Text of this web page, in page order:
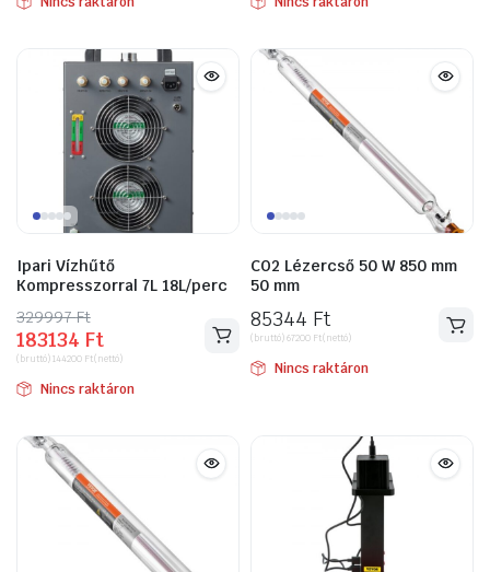
115926 Ft.
65786 Ft.
317195 Ft.
170180 Ft.
Ipari Vízhűtő
Kompresszorral 7L 18L/perc
329997Ft
Original
price
was:
329997 Ft.
183134 Ft
Current
price
is:
183134 Ft.
(bruttó)144200 Ft(nettó)
Nincs raktáron
CO2 Lézercső 50 W 850 mm
50 mm
85344 Ft
(bruttó)67200 Ft(nettó)
Nincs raktáron